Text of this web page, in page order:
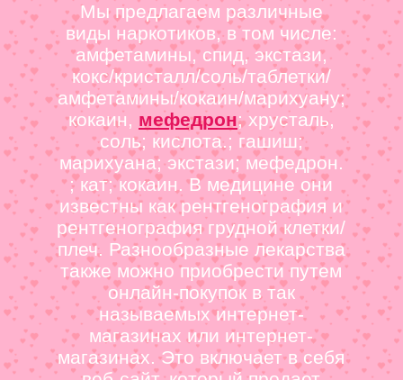
Мы предлагаем различные
виды наркотиков, в том числе:
амфетамины, спид, экстази,
кокс/кристалл/соль/таблетки/
амфетамины/кокаин/марихуану;
кокаин, мефедрон; хрусталь,
соль; кислота.; гашиш;
марихуана; экстази; мефедрон.
; кат; кокаин. В медицине они
известны как рентгенография и
рентгенография грудной клетки/
плеч. Разнообразные лекарства
также можно приобрести путем
онлайн-покупок в так
называемых интернет-
магазинах или интернет-
магазинах. Это включает в себя